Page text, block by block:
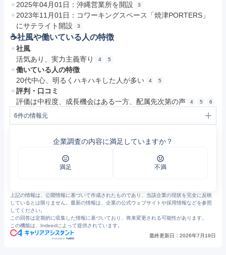
2025年04月01日：沖縄営業所を開設 3
2023年11月01日：コワーキングスペース「焼津PORTERS」
にサテライト開設
3
☕️社風や働いている人の特徴
社風
活気あり、実力主義寄り
4 5
働いている人の特徴
20代中心、明るくハキハキした人が多い
4 5
評判・口コミ
評価は中程度、成長機会はある一方、配属先次第の声
4 5 6
6件の情報元
会社概要｜【公式】株式会社APパートナーズ｜派遣やお仕事紹介支援サービス
https://jobtalk.jp/companies/4371217/answers
企業調査の内容に満足していますか？
満足 不満
上記の情報は、公開情報に基づいて作成されたものであり、当該企業の現状を完全に反映
しているとは限りません。最新の情報は、企業の公式ウェブサイトや採用情報などを参照
してください。
この回答は定期的に収集した情報に基づいており、将来変更される可能性があります。
この機能は、Indeedによって提供されています。
最終更新日： 2026年7月19日